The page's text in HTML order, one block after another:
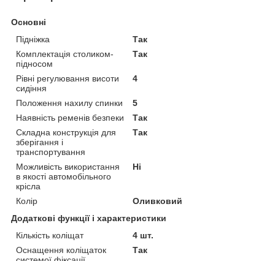
Основні
Підніжка
Так
Комплектація столиком-
підносом
Так
Рівні регулювання висоти
сидіння
4
Положення нахилу спинки
5
Наявність ременів безпеки
Так
Складна конструкція для
зберігання і
транспортування
Так
Можливість використання
в якості автомобільного
крісла
Ні
Колір
Оливковий
Додаткові функції і характеристики
Кількість коліщат
4 шт.
Оснащення коліщаток
Так